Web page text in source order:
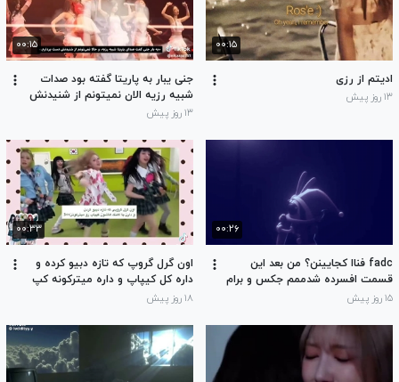
۰۰:۱۵
ادیتم از رزی
۱۳ روز پیش
۰۰:۱۵
جنی یبار به پاریتا گفته بود صدات
شبیه رزیه الان نمیتونم از شنیدنش
دست بردارم
۱۳ روز پیش
۰۰:۲۶
fadc فناا کجایینن؟ من بعد این
قسمت افسرده شدممم جکس و برام
زنده کنینننن کپ
۱۵ روز پیش
۰۰:۳۳
اون گرل گروپ که تازه دبیو کرده و
داره کل کیپاپ و داره میترکونه کپ
۱۸ روز پیش